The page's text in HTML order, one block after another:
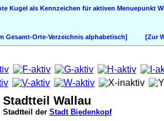
Gesamt-Orte-Verzeichnis alphabetisch] [Zur
Stadtteil Wallau
Stadtteil der Stadt Biedenkopf